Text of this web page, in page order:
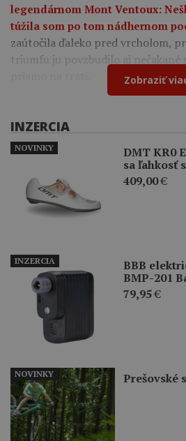
legendárnom Mont Ventoux:
túžila som po tom nádhernom
zaútočila ďaleko pred vrcholom,
triumfu ju povzbudilo aj
Zobraziť
INZERCIA
DMT KR0
sa ľahkosť
409,00€
NOVINKY
BBB
BMP-201
79,95€
INZERCIA
Prešovské
NOVINKY